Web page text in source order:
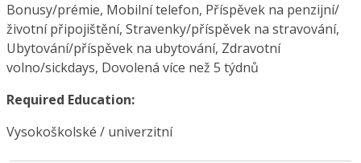
Bonusy/prémie, Mobilní telefon, Příspěvek na penzijní/
životní připojištění, Stravenky/příspěvek na stravování,
Ubytování/příspěvek na ubytování, Zdravotní
volno/sickdays, Dovolená více než 5 týdnů
Required Education:
Vysokoškolské / univerzitní